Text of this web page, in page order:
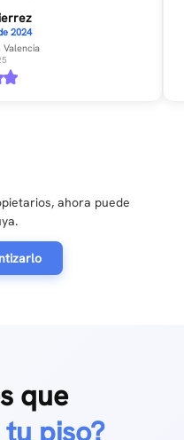
2024
Valencia
ahora puede
que
piso?